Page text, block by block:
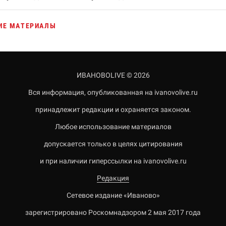
МАТЕРИАЛЫ
ИВАНОВОLIVE © 2026
Вся информация, опубликованная на ivanovolive.ru
принадлежит редакции и охраняется законом.
Любое использование материалов
допускается только в целях цитирования
и при наличии гиперссылки на ivanovolive.ru
Редакция
Сетевое издание «Иваново»
зарегистрировано Роскомнадзором 2 мая 2017 года